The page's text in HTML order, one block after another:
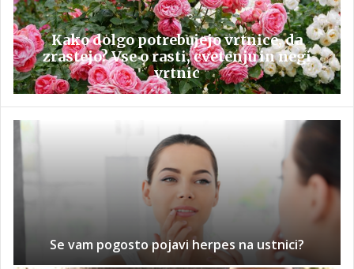
Kako dolgo potrebujejo vrtnice, da
zrastejo? Vse o rasti, cvetenju in negi
vrtnic
Se vam pogosto pojavi herpes na ustnici?